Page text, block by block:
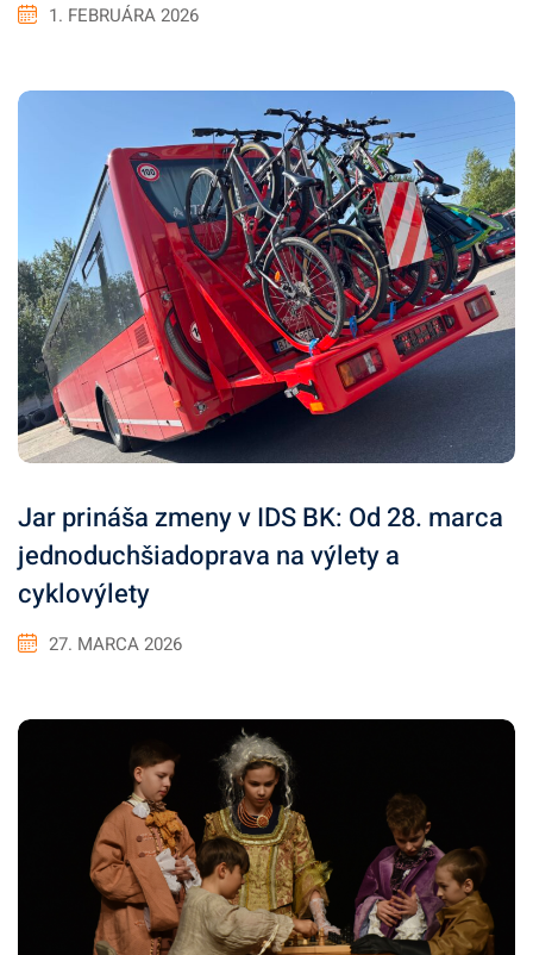
1. FEBRUÁRA 2026
Jar prináša zmeny v IDS BK: Od 28. marca
jednoduchšiadoprava na výlety a
cyklovýlety
27. MARCA 2026